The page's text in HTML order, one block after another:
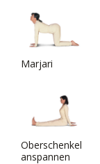
Marjari
Oberschenkel
anspannen